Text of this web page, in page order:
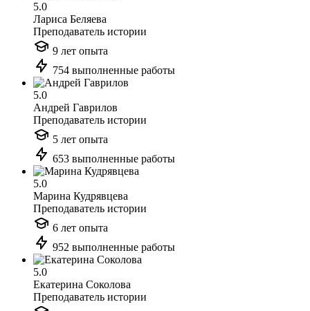
5.0
Лариса Беляева
Преподаватель истории
9 лет опыта
754 выполненные работы
5.0
Андрей Гаврилов
Преподаватель истории
5 лет опыта
653 выполненные работы
5.0
Марина Кудрявцева
Преподаватель истории
6 лет опыта
952 выполненные работы
5.0
Екатерина Соколова
Преподаватель истории